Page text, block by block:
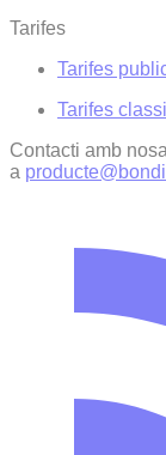
Tarifes
Tarifes
Tarifes
Contacti amb
a